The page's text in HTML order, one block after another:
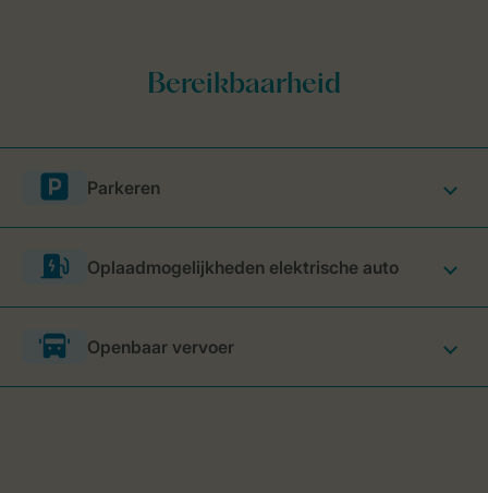
Parkeren
Oplaadmogelijkheden elektrische auto
Openbaar vervoer